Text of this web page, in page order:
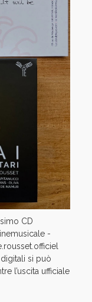
CD
-
si può
l’uscita ufficiale